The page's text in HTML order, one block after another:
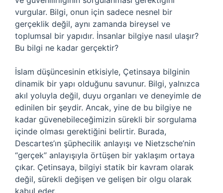
vurgular. Bilgi, onun için sadece nesnel bir
gerçeklik değil, aynı zamanda bireysel ve
toplumsal bir yapıdır. İnsanlar bilgiye nasıl ulaşır?
Bu bilgi ne kadar gerçektir?
İslam düşüncesinin etkisiyle, Çetinsaya bilginin
dinamik bir yapı olduğunu savunur. Bilgi, yalnızca
akıl yoluyla değil, duyu organları ve deneyimle de
edinilen bir şeydir. Ancak, yine de bu bilgiye ne
kadar güvenebileceğimizin sürekli bir sorgulama
içinde olması gerektiğini belirtir. Burada,
Descartes’ın şüphecilik anlayışı ve Nietzsche’nin
“gerçek” anlayışıyla örtüşen bir yaklaşım ortaya
çıkar. Çetinsaya, bilgiyi statik bir kavram olarak
değil, sürekli değişen ve gelişen bir olgu olarak
kabul eder.